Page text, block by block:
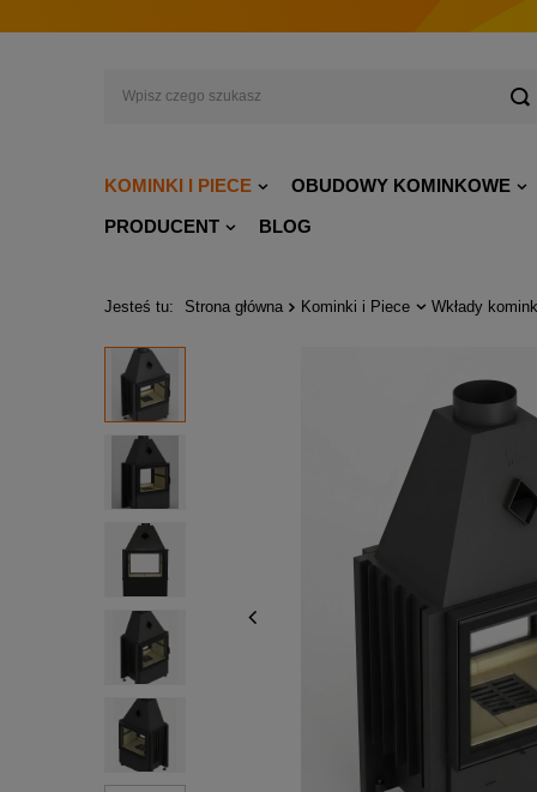
KOMINKI I PIECE OBUDOWY KOMINKOWE
PRODUCENT
BLOG
Jesteś tu: Strona główna Kominki i Piece Wkłady